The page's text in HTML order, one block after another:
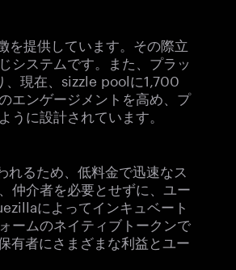
を提供しています。その際立
システムです。また、プラッ
、現在、sizzle poolに1,700
エンゲージメントを高め、プ
に設計されています。
るため、低料金で迅速なス
仲介者を必要とせずに、ユー
によってインキュベート
ームのネイティブトークンで
有者にさまざまな利益とユー